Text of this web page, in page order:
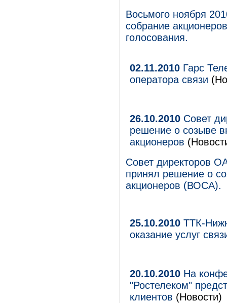
Восьмого ноября
собрание
голосования.
02.11.2010 Гарс
оператора связи
26.10.2010 Совет
решение о созыве
акционеров
Совет директоров
принял решение о
акционеров (ВОСА).
25.10.2010 ТТК-
оказание услуг
20.10.2010 На
"Ростелеком"
клиентов (Новости)